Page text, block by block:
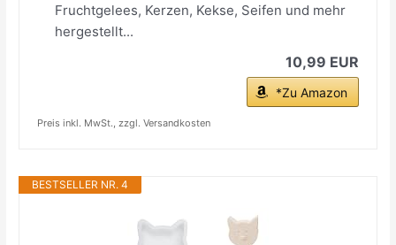
Fruchtgelees, Kerzen, Kekse, Seifen und mehr
hergestellt...
10,99 EUR
*Zu Amazon
Preis inkl. MwSt., zzgl. Versandkosten
BESTSELLER NR. 4